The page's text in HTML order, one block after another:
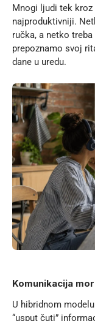
Mnogi ljudi tek kroz
najproduktivniji.
ručka, a netko
prepoznamo svoj
dane u uredu.
Komunikacija
U hibridnom
“usput čuti”